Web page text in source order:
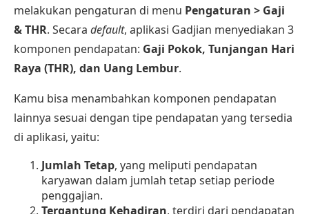
melakukan pengaturan di menu Pengaturan > Gaji
& THR. Secara default, aplikasi Gadjian menyediakan 3
komponen pendapatan: Gaji Pokok, Tunjangan Hari
Raya (THR), dan Uang Lembur.
Kamu bisa menambahkan komponen pendapatan
lainnya sesuai dengan tipe pendapatan yang tersedia
di aplikasi, yaitu:
Jumlah Tetap, yang meliputi pendapatan
karyawan dalam jumlah tetap setiap periode
penggajian.
Tergantung Kehadiran, terdiri dari pendapatan